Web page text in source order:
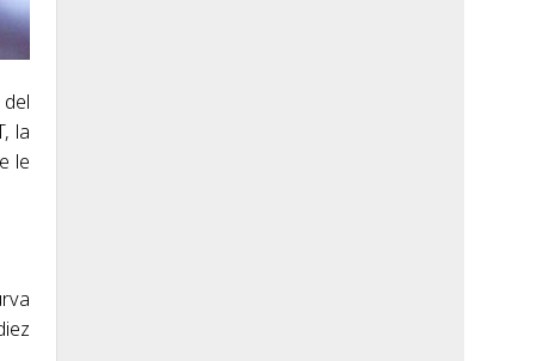
la
le